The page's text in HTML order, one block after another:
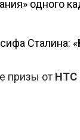
одного
Сталина: «
призы от HTC